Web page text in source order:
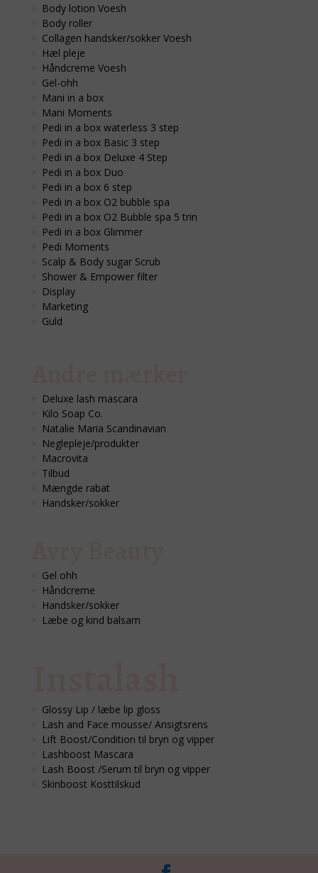
Body lotion Voesh
Body roller
Collagen handsker/sokker Voesh
Hæl pleje
Håndcreme Voesh
Gel-ohh
Mani in a box
Mani Moments
Pedi in a box waterless 3 step
Pedi in a box Basic 3 step
Pedi in a box Deluxe 4 Step
Pedi in a box Duo
Pedi in a box 6 step
Pedi in a box O2 bubble spa
Pedi in a box O2 Bubble spa 5 trin
Pedi in a box Glimmer
Pedi Moments
Scalp & Body sugar Scrub
Shower & Empower filter
Display
Marketing
Guld
Deluxe lash mascara
Kilo Soap Co.
Natalie Maria Scandinavian
Neglepleje/produkter
Macrovita
Tilbud
Mængde rabat
Handsker/sokker
Gel ohh
Håndcreme
Handsker/sokker
Læbe og kind balsam
Glossy Lip / læbe lip gloss
Lash and Face mousse/ Ansigtsrens
Lift Boost/Condition til bryn og vipper
Lashboost Mascara
Lash Boost /Serum til bryn og vipper
Skinboost Kosttilskud